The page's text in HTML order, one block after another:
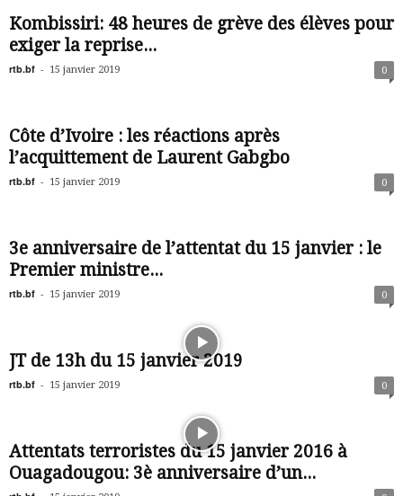
Kombissiri: 48 heures de grève des élèves pour
exiger la reprise...
rtb.bf - 15 janvier 2019 0
Côte d’Ivoire : les réactions après
l’acquittement de Laurent Gabgbo
rtb.bf - 15 janvier 2019 0
3e anniversaire de l’attentat du 15 janvier : le
Premier ministre...
rtb.bf - 15 janvier 2019 0
JT de 13h du 15 janvier 2019
rtb.bf - 15 janvier 2019 0
Attentats terroristes du 15 janvier 2016 à
Ouagadougou: 3è anniversaire d’un...